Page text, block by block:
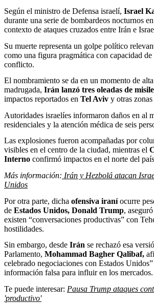
Según el ministro de Defensa israelí, Israel
durante una serie de bombardeos nocturnos
contexto de ataques cruzados entre Irán e
Su muerte representa un golpe político
como una figura pragmática con capacidad
conflicto.
El nombramiento se da en un momento de
madrugada, Irán lanzó tres oleadas de
impactos reportados en Tel Aviv y otras
Autoridades israelíes informaron daños en al
residenciales y la atención médica de seis
Las explosiones fueron acompañadas por
visibles en el centro de la ciudad, mientras el
Interno confirmó impactos en el norte del
Más información: Irán y Hezbolá atacan
Unidos
Por otra parte, dicha ofensiva iraníocurre
de Estados Unidos, Donald Trump,
existen “conversaciones productivas” con
hostilidades.
Sin embargo, desde Irán se rechazó esa
Parlamento, Mohammad Bagher Qalibaf,
celebrado negociaciones con Estados
información falsa para influir en los mercados.
Te puede interesar: Pausa Trump ataques
'productivo'